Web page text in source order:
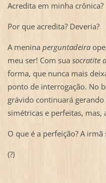
Acredita em minha crônica?
Por que acredita? Deveria?
A menina perguntadeira
meu ser! Com sua socratite
forma, que nunca mais
ponto de interrogação. No
grávido continuará
simétricas e perfeitas, mas,
O que é a perfeição? A
(?)